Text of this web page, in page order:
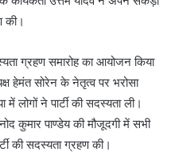
की।
ग्रहण समारोह का आयोजन किया
हेमंत सोरेन के नेतृत्व पर भरोसा
लोगों ने पार्टी की सदस्यता ली।
कुमार पाण्डेय की मौजूदगी में सभी
की सदस्यता ग्रहण की।